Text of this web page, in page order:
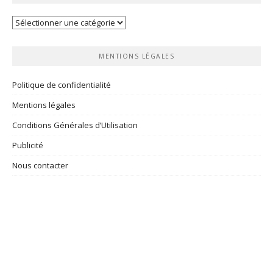
Vos
MENTIONS LÉGALES
Politique de confidentialité
Mentions légales
Conditions Générales d’Utilisation
Publicité
Nous contacter